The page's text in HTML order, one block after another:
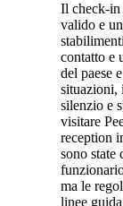
Il check-in
valido e
contatto e
del paese
situazioni,
silenzio e
visitare
reception
sono state
ma le
linee